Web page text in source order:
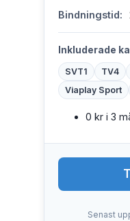
Bindningstid:
Inkluderade
SVT1 TV4
Viaplay Sport
0 kr i 3
Senast